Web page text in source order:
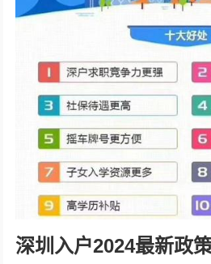
深圳入户2024最新政